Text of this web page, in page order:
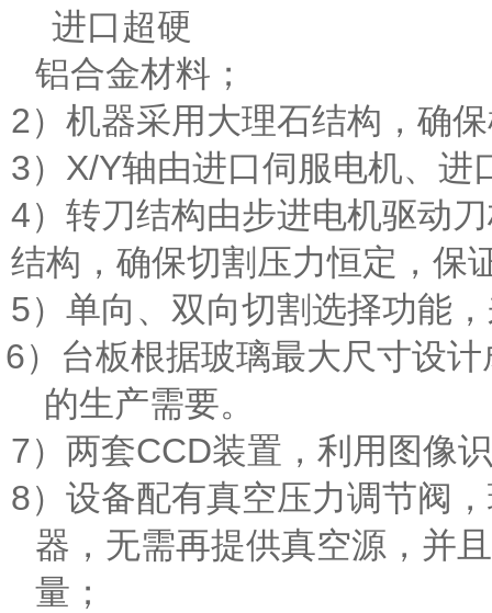
进口超硬
铝合金材料；
2）机器采用大理石结构，确
3） X/Y轴由进口伺服电机、进
4）转刀结构由步进电机驱动
结构 ，确保切割压力恒定，保
5）单向、双向切割选择功能
6）台板根据玻璃最大尺寸设
的生产需要。
7）两套CCD装置，利用图像
8）设备配有真空压力调节阀
器，无需再提供真空源，并
量；